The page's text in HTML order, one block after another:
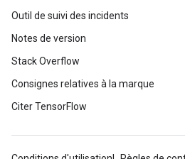
Outil de suivi des incidents
Notes de version
Stack Overflow
Consignes relatives à la marque
Citer TensorFlow